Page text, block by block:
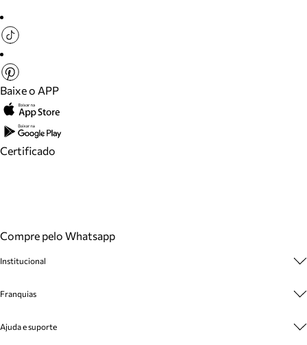
Baixe o APP
Certificado
Compre pelo Whatsapp
Institucional
Cashback
Venda Corporativa
Franquias
Plano de Negócio
Ajuda e suporte